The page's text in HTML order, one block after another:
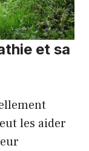
et sa
les aider